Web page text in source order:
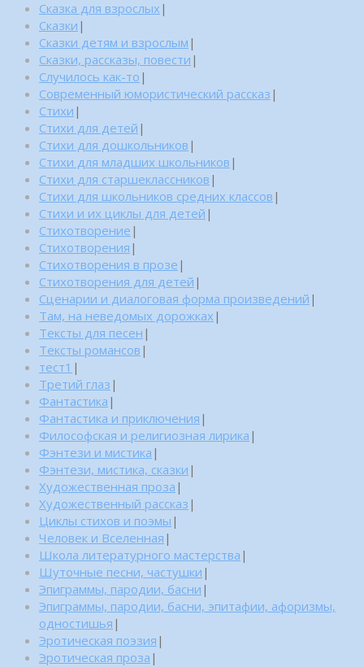
Сказка для взрослых |
Сказки |
Сказки детям и взрослым |
Сказки, рассказы, повести |
Случилось как-то |
Современный юмористический рассказ |
Стихи |
Стихи для детей |
Стихи для дошкольников |
Стихи для младших школьников |
Стихи для старшеклассников |
Стихи для школьников средних классов |
Стихи и их циклы для детей |
Стихотворение |
Стихотворения |
Стихотворения в прозе |
Стихотворения для детей |
Сценарии и диалоговая форма произведений |
Там, на неведомых дорожках |
Тексты для песен |
Тексты романсов |
тест1 |
Третий глаз |
Фантастика |
Фантастика и приключения |
Философская и религиозная лирика |
Фэнтези и мистика |
Фэнтези, мистика, сказки |
Художественная проза |
Художественный рассказ |
Циклы стихов и поэмы |
Человек и Вселенная |
Школа литературного мастерства |
Шуточные песни, частушки |
Эпиграммы, пародии, басни |
Эпиграммы, пародии, басни, эпитафии, афоризмы,
одностишья |
Эротическая поэзия |
Эротическая проза |